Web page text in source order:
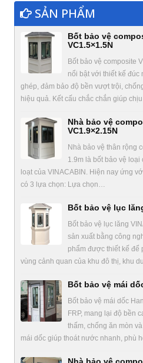
SẢN PHẨM
Bốt bảo vệ
VC1.5×1.5N
Bốt bảo vệ composite
nổi bật với thiết kế đúc
ghép, đảm bảo độ bền vượt trội,
hiệu quả. Kết cấu chắc chắn giúp
Nhà bảo vệ
VC1.9×2.15N
Nhà bảo vệ thân rộng
1.9m là bốt bảo vệ loại
loạt của VINACABIN. Hiện nay ứng
có 3 lựa chọn: Lựa chọn…
Bốt bảo vệ lục
Bốt bảo vệ lục lăng
sản xuất bằng công
phẩm được thiết kế để
vùng cảnh quan của khu đô thị, khu
Bốt bảo vệ mái
Bốt bảo vệ mái dốc
FRP, mang lại độ bền
thấm, chống ăn mòn
mái dốc giúp thoát nước nhanh, phù